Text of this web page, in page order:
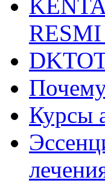
Курсы